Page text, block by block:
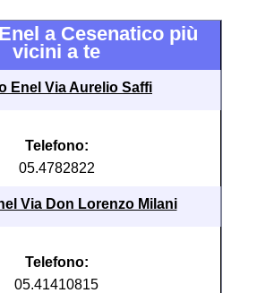
a Cesenatico più
vicini a te
Enel Via Aurelio Saffi
Telefono:
05.4782822
Via Don Lorenzo Milani
Telefono:
05.41410815